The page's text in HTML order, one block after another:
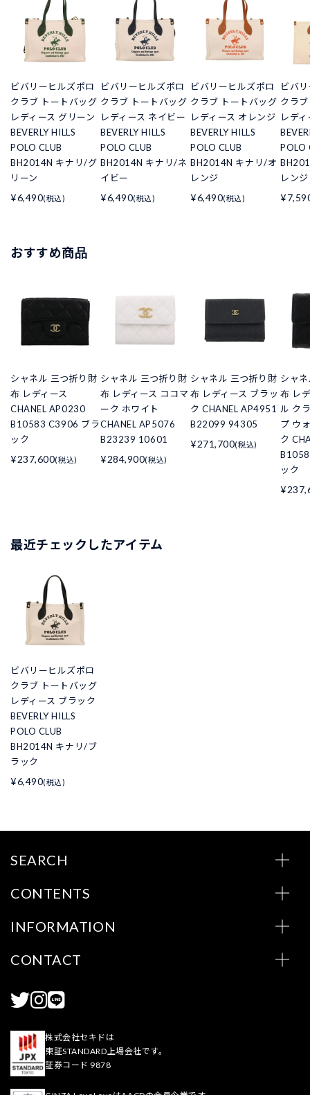
ビバリーヒルズポロ
クラブ トートバッグ
レディース グリーン
BEVERLY HILLS
POLO CLUB
BH2014N キナリ/グ
リーン
¥6,490(税込)
ビバリーヒルズポロ
クラブ トートバッグ
レディース ネイビー
BEVERLY HILLS
POLO CLUB
BH2014N キナリ/ネ
イビー
¥6,490(税込)
ビバリーヒルズポロ
クラブ トートバッグ
レディース オレンジ
BEVERLY HILLS
POLO CLUB
BH2014N キナリ/オ
レンジ
¥6,490(税込)
ビバ
クラ
レデ
POLO
レンジ
おすすめ商品
シャネル 三つ折り財
布 レディース
CHANEL AP0230
B10583 C3906 ブラ
ック
¥237,600(税込)
シャネル 三つ折り財
布 レディース ココマ
ーク ホワイト
CHANEL AP5076
B23239 10601
¥284,900(税込)
シャネル 三つ折り財
布 レディース ブラッ
ク CHANEL AP4951
B22099 94305
¥271,700(税込)
シャ
布 レ
ル ク
プ ウ
ク
ック
最近チェックしたアイテム
ビバリーヒルズポロ
クラブ トートバッグ
レディース ブラック
BEVERLY HILLS
POLO CLUB
BH2014N キナリ/ブ
ラック
¥6,490(税込)
SEARCH
CONTENTS
INFORMATION
CONTACT
株式会社セキドは
東証STANDARD上場会社です。
証券コード 9878